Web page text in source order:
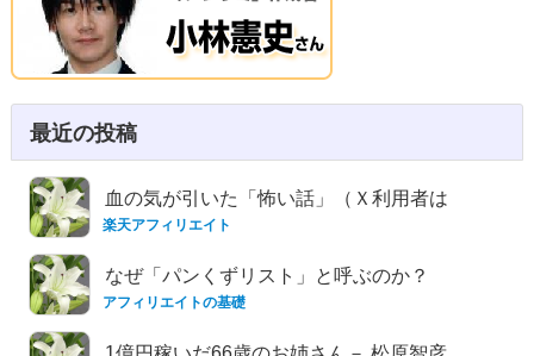
最近の投稿
血の気が引いた「怖い話」（Ｘ利用者は
要注意）
楽天アフィリエイト
なぜ「パンくずリスト」と呼ぶのか？
アフィリエイトの基礎